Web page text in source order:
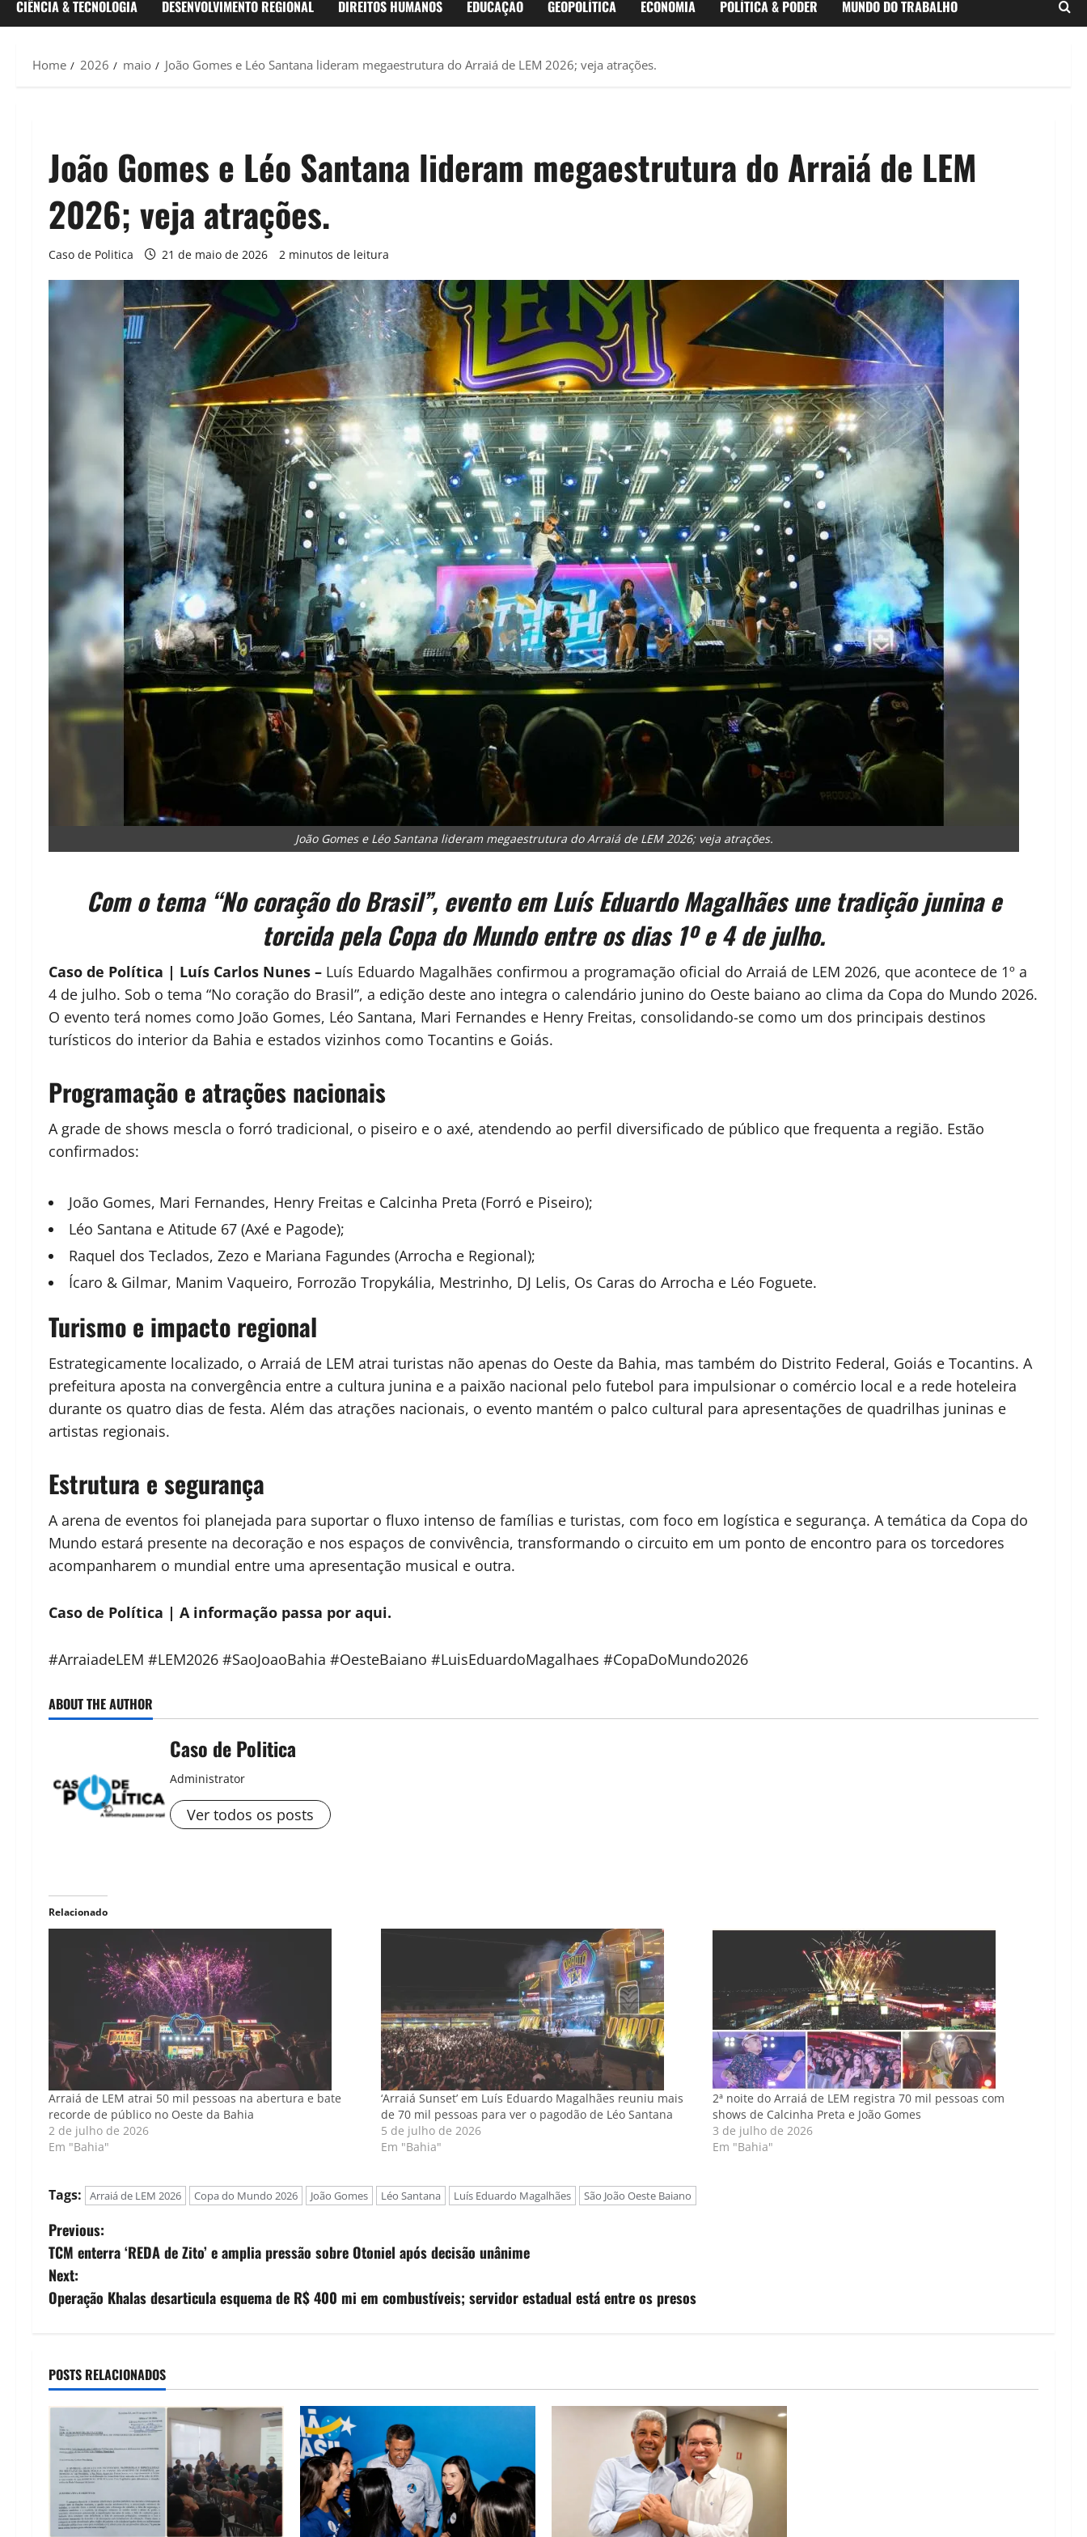
CIÊNCIA & TECNOLOGIA DESENVOLVIMENTO REGIONAL DIREITOS HUMANOS EDUCAÇÃO GEOPOLÍTICA ECONOMIA POLÍTICA & PODER MUNDO DO TRABALHO
Home 2026 maio João Gomes e Léo Santana lideram megaestrutura do Arraiá de LEM 2026; veja atrações.
João Gomes e Léo Santana lideram megaestrutura do Arraiá de LEM
2026; veja atrações.
Caso de Politica 21 de maio de 2026 2 minutos de leitura
João Gomes e Léo Santana lideram megaestrutura do Arraiá de LEM 2026; veja atrações.
Com o tema “No coração do Brasil”, evento em Luís Eduardo Magalhães une tradição junina e
torcida pela Copa do Mundo entre os dias 1º e 4 de julho.
Caso de Política | Luís Carlos Nunes – Luís Eduardo Magalhães confirmou a programação oficial do Arraiá de LEM 2026, que acontece de 1º a
4 de julho. Sob o tema “No coração do Brasil”, a edição deste ano integra o calendário junino do Oeste baiano ao clima da Copa do Mundo 2026.
O evento terá nomes como João Gomes, Léo Santana, Mari Fernandes e Henry Freitas, consolidando-se como um dos principais destinos
turísticos do interior da Bahia e estados vizinhos como Tocantins e Goiás.
Programação e atrações nacionais
A grade de shows mescla o forró tradicional, o piseiro e o axé, atendendo ao perfil diversificado de público que frequenta a região. Estão
confirmados:
João Gomes, Mari Fernandes, Henry Freitas e Calcinha Preta (Forró e Piseiro);
Léo Santana e Atitude 67 (Axé e Pagode);
Raquel dos Teclados, Zezo e Mariana Fagundes (Arrocha e Regional);
Ícaro & Gilmar, Manim Vaqueiro, Forrozão Tropykália, Mestrinho, DJ Lelis, Os Caras do Arrocha e Léo Foguete.
Turismo e impacto regional
Estrategicamente localizado, o Arraiá de LEM atrai turistas não apenas do Oeste da Bahia, mas também do Distrito Federal, Goiás e Tocantins. A
prefeitura aposta na convergência entre a cultura junina e a paixão nacional pelo futebol para impulsionar o comércio local e a rede hoteleira
durante os quatro dias de festa. Além das atrações nacionais, o evento mantém o palco cultural para apresentações de quadrilhas juninas e
artistas regionais.
Estrutura e segurança
A arena de eventos foi planejada para suportar o fluxo intenso de famílias e turistas, com foco em logística e segurança. A temática da Copa do
Mundo estará presente na decoração e nos espaços de convivência, transformando o circuito em um ponto de encontro para os torcedores
acompanharem o mundial entre uma apresentação musical e outra.
Caso de Política | A informação passa por aqui.
#ArraiadeLEM #LEM2026 #SaoJoaoBahia #OesteBaiano #LuisEduardoMagalhaes #CopaDoMundo2026
ABOUT THE AUTHOR
Caso de Politica
Administrator
Ver todos os posts
Relacionado
Arraiá de LEM atrai 50 mil pessoas na abertura e bate
recorde de público no Oeste da Bahia
2 de julho de 2026
Em "Bahia"
‘Arraiá Sunset’ em Luís Eduardo Magalhães reuniu mais
de 70 mil pessoas para ver o pagodão de Léo Santana
5 de julho de 2026
Em "Bahia"
2ª noite do Arraiá de LEM registra 70 mil pessoas com
shows de Calcinha Preta e João Gomes
3 de julho de 2026
Em "Bahia"
Tags: Arraiá de LEM 2026 Copa do Mundo 2026 João Gomes Léo Santana Luís Eduardo Magalhães São João Oeste Baiano
P
o
s
n
a
g
Previous:
TCM enterra ‘REDA de Zito’ e amplia pressão sobre Otoniel após decisão unânime
Next:
Operação Khalas desarticula esquema de R$ 400 mi em combustíveis; servidor estadual está entre os presos
POSTS RELACIONADOS